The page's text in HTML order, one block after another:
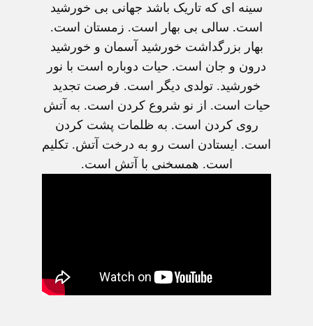
سینه ای که تاریک باشد جهانی بی خورشید
است. سالی بی بهار است. زمستان است.
بهار بزرگداشت خورشید آسمان و خورشید
درون و جان است. حیات دوباره است با نور
خورشید. تولدی دیگر است. فرصت تجدید
حیات است. از نو شروع کردن است. به آتش
روی کردن است. به ظلمات پشت کردن
است. ایستادن است رو به درخت آتش. تکلیم
است. همسخنی با آتش است.